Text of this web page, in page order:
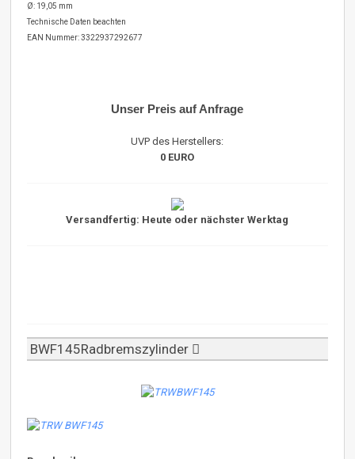
Ø: 19,05 mm
Technische Daten beachten
EAN Nummer: 3322937292677
Unser Preis auf Anfrage
UVP des Herstellers:
0 EURO
Versandfertig: Heute oder nächster Werktag
BWF145Radbremszylinder